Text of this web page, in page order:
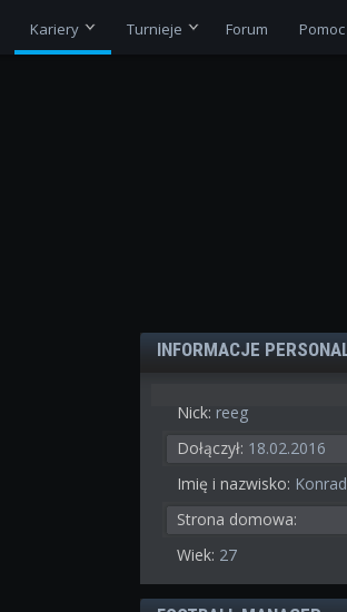
Kariery Turnieje Forum Pomoc
INFORMACJE
Nick: reeg
Dołączył: 18.02.2016
Imię i nazwisko:
Strona domowa:
Wiek: 27